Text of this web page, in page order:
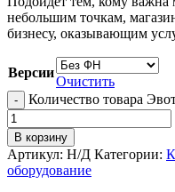
небольшим точкам,
бизнесу, оказывающим
Версии
Очистить
Количество товара
В корзину
Артикул: Н/Д Категории:
оборудование